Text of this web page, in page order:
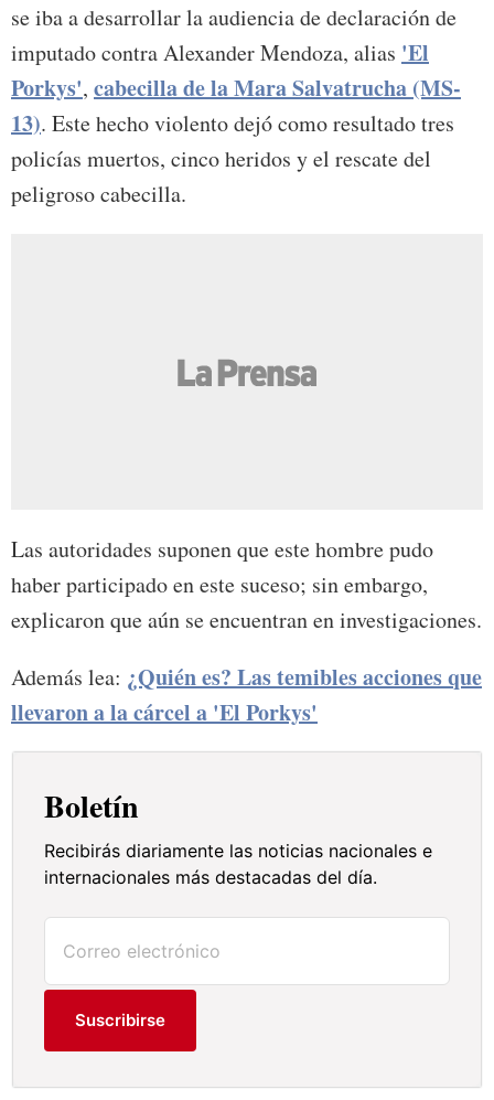
se iba a desarrollar la audiencia de declaración de
imputado contra Alexander Mendoza, alias 'El
Porkys', cabecilla de la Mara Salvatrucha (MS-
13). Este hecho violento dejó como resultado tres
policías muertos, cinco heridos y el rescate del
peligroso cabecilla.
Las autoridades suponen que este hombre pudo
haber participado en este suceso; sin embargo,
explicaron que aún se encuentran en investigaciones.
Además lea: ¿Quién es? Las temibles acciones que
llevaron a la cárcel a 'El Porkys'
Boletín
Recibirás diariamente las noticias nacionales e
internacionales más destacadas del día.
Suscribirse